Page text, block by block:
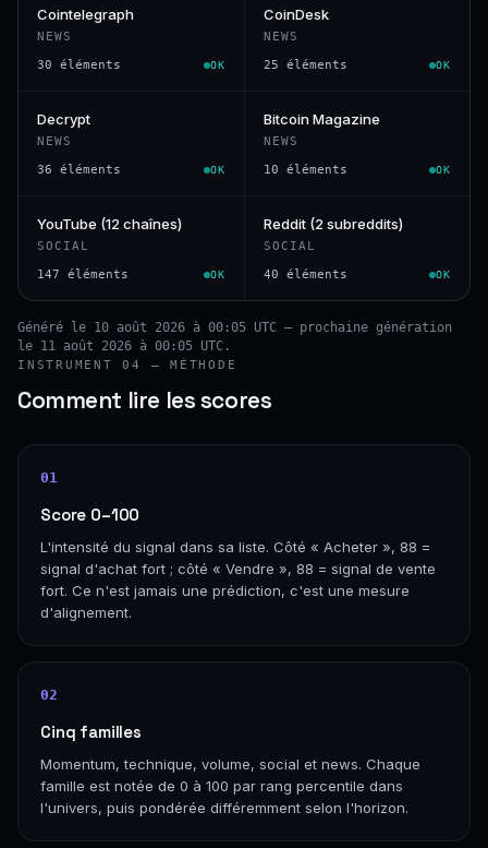
Cointelegraph
NEWS
30 éléments OK
CoinDesk
NEWS
25 éléments OK
Decrypt
NEWS
36 éléments OK
Bitcoin Magazine
NEWS
10 éléments OK
YouTube (12 chaînes)
SOCIAL
147 éléments OK
Reddit (2 subreddits)
SOCIAL
40 éléments OK
Généré le 10 août 2026 à 00:05 UTC — prochaine génération
le 11 août 2026 à 00:05 UTC.
INSTRUMENT 04 — MÉTHODE
Comment lire les scores
01
Score 0–100
L'intensité du signal dans sa liste. Côté « Acheter », 88 =
signal d'achat fort ; côté « Vendre », 88 = signal de vente
fort. Ce n'est jamais une prédiction, c'est une mesure
d'alignement.
02
Cinq familles
Momentum, technique, volume, social et news. Chaque
famille est notée de 0 à 100 par rang percentile dans
l'univers, puis pondérée différemment selon l'horizon.